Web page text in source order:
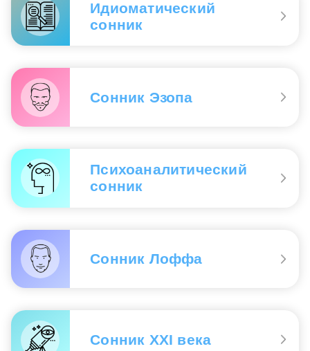
Идиоматический
сонник
Сонник Эзопа
Психоаналитический
сонник
Сонник Лоффа
Сонник XXI века